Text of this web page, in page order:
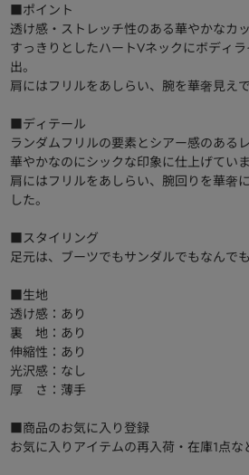
■ポイント
透け感・ストレッチ性のある華やかなカ
すっきりとしたハートVネックにボディ
出。
肩にはフリルをあしらい、腕を華奢見え
■ディテール
ランダムフリルの要素とシアー感のある
華やかなのにシックな印象に仕上げていま
肩にはフリルをあしらい、腕回りを華奢
した。
■スタイリング
足元は、ブーツでもサンダルでもなんで
■生地
透け感：あり
裏 地：あり
伸縮性：あり
光沢感：なし
厚 さ：薄手
■商品のお気に入り登録
お気に入りアイテムの再入荷・在庫1点な